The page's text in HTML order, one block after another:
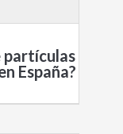
partículas
España?